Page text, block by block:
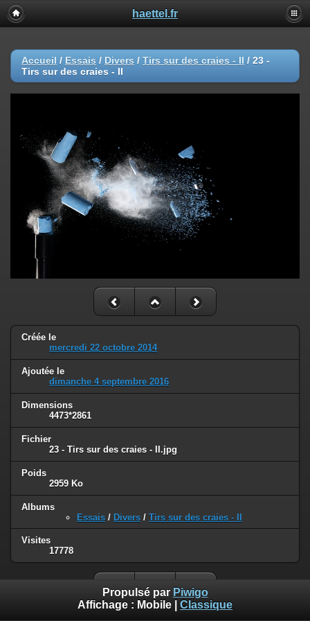
haettel.fr
Accueil / Essais / Divers / Tirs sur des craies - II / 23 -
Tirs sur des craies - II
Créée le
mercredi 22 octobre 2014
Ajoutée le
dimanche 4 septembre 2016
Dimensions
4473*2861
Fichier
23 - Tirs sur des craies - II.jpg
Poids
2959 Ko
Albums
Essais / Divers / Tirs sur des craies - II
Visites
17778
Propulsé par Piwigo
Affichage : Mobile Classique